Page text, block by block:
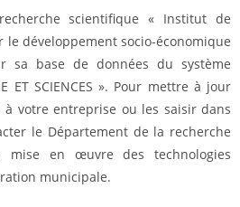
scientifique « Institut de
développement socio-économique
base de données du système
ET ​​SCIENCES ». Pour mettre à jour
votre entreprise ou les saisir dans
le Département de la recherche
en œuvre des technologies
municipale.